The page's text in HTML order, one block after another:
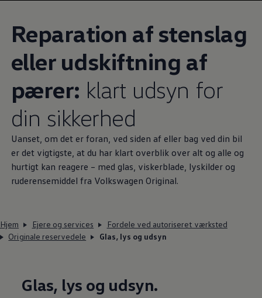
Reparation af stenslag
eller udskiftning af
pærer: klart udsyn for
din sikkerhed
Uanset, om det er foran, ved siden af eller bag ved din bil
er det vigtigste, at du har klart overblik over alt og alle og
hurtigt kan reagere – med glas, viskerblade, lyskilder og
ruderensemiddel fra Volkswagen Original.
Hjem Ejere og services
Fordele ved autoriseret værksted
Originale reservedele
Glas, lys og udsyn
Glas, lys og udsyn.